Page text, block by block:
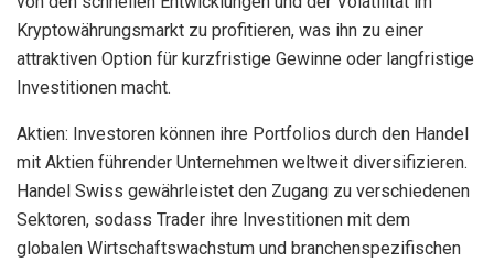
Kryptowährungsmarkt zu profitieren, was ihn zu einer
attraktiven Option für kurzfristige Gewinne oder langfristige
Investitionen macht.
Aktien: Investoren können ihre Portfolios durch den Handel
mit Aktien führender Unternehmen weltweit diversifizieren.
Handel Swiss gewährleistet den Zugang zu verschiedenen
Sektoren, sodass Trader ihre Investitionen mit dem
globalen Wirtschaftswachstum und branchenspezifischen